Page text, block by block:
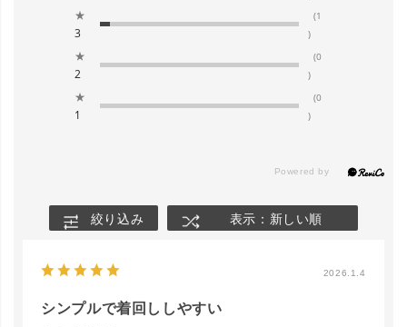
★
3
(1
)
★
2
(0
)
★
1
(0
)
絞り込み 表示：新しい順
2026.1.4
シンプルで着回ししやすい